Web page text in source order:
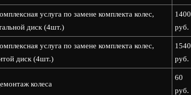
услуга по замене комплекта колес,
диск (4шт.)
1400
руб.
услуга по замене комплекта колес,
диск (4шт.)
1540
руб.
колеса
60
руб.